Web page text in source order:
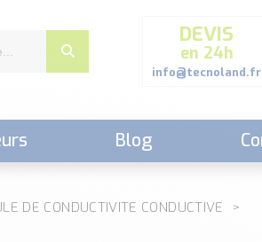
DEVIS
en 24h
info@tecnoland.fr
Blog
DE CONDUCTIVITE CONDUCTIVE